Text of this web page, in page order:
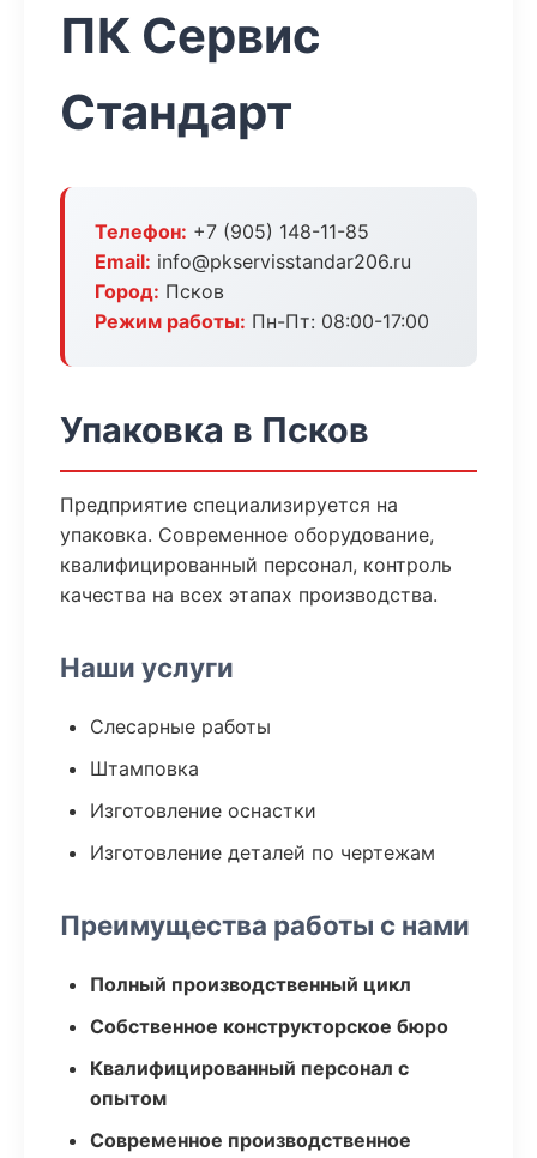
ПК Сервис
Стандарт
Телефон: +7 (905) 148-11-85
Email: info@pkservisstandar206.ru
Город: Псков
Режим работы: Пн-Пт: 08:00-17:00
Упаковка в Псков
Предприятие специализируется на
упаковка. Современное оборудование,
квалифицированный персонал, контроль
качества на всех этапах производства.
Наши услуги
Слесарные работы
Штамповка
Изготовление оснастки
Изготовление деталей по чертежам
Преимущества работы с нами
Полный производственный цикл
Собственное конструкторское бюро
Квалифицированный персонал с
опытом
Современное производственное